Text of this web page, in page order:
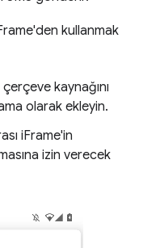
kullanmak
kaynağını
olarak ekleyin.
iFrame'in
izin verecek